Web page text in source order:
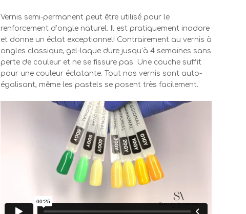
Vernis semi-permanent peut être utilisé pour le
renforcement d’ongle naturel. Il est pratiquement inodore
et donne un éclat exceptionnel! Contrairement au vernis à
ongles classique, gel-laque dure jusqu’à 4 semaines sans
perte de couleur et ne se fissure pas. Une couche suffit
pour une couleur éclatante. Tout nos vernis sont auto-
égalisant, même les pastels se posent très facilement.